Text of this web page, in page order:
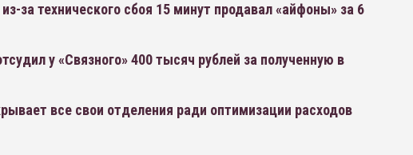
за технического сбоя 15 минут продавал «айфоны» за 6
у «Связного» 400 тысяч рублей за полученную в
все свои отделения ради оптимизации расходов